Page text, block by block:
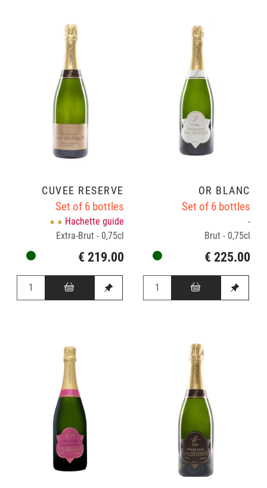
CUVÉE RÉSERVE
Set of 6 bottles
Hachette guide
Extra-Brut - 0,75cl
€ 219.00
OR BLANC
Set of 6 bottles
-
Brut - 0,75cl
€ 225.00